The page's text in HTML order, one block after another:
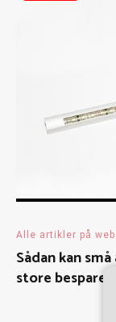
Alle artikler på
Sådan kan
store